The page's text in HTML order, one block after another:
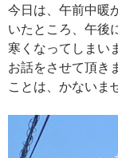
今日は、午前中暖
いたところ、午後
寒くなってしまい
お話をさせて頂き
ことは、かないま